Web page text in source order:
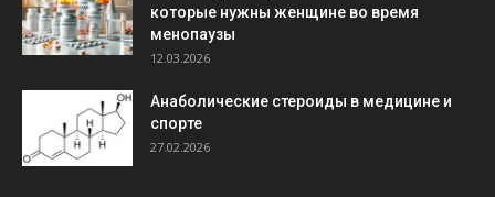
которые нужны женщине во время
менопаузы
12.03.2026
Анаболические стероиды в медицине и
спорте
27.02.2026